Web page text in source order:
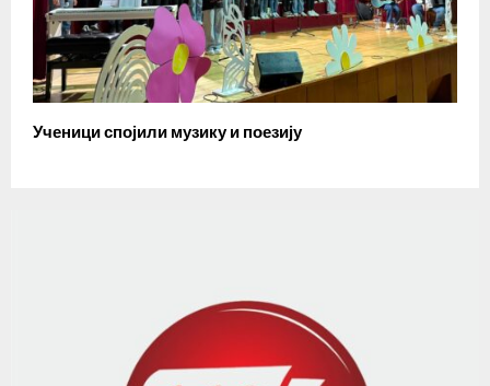
Ученици спојили музику и поезију